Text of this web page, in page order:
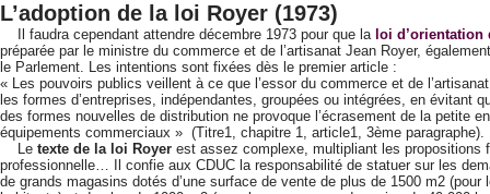
L’adoption de la loi Royer (1973)
Il faudra cependant attendre décembre 1973 pour que la loi d’orientation
préparée par le ministre du commerce et de l’artisanat Jean Royer,
le Parlement. Les intentions sont fixées dès le premier article :
« Les pouvoirs publics veillent à ce que l’essor du commerce et de
les formes d’entreprises, indépendantes, groupées ou intégrées, en évitant
des formes nouvelles de distribution ne provoque l’écrasement de la petite
équipements commerciaux » (Titre1, chapitre 1, article1, 3ème paragraphe).
Le texte de la loi Royer est assez complexe, multipliant les propositions
professionnelle… Il confie aux CDUC la responsabilité de statuer sur les
de grands magasins dotés d’une surface de vente de plus de 1500 m2